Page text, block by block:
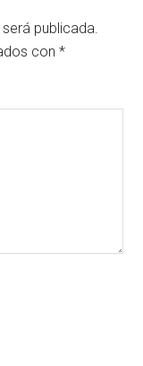
publicada.
con*